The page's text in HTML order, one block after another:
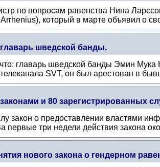
по вопросам равенства Нина
который в марте объявил о
шведской банды.
главарь шведской банды Эмин Мука
SVT, он был арестован в
и 80 зарегистрированных
закон о предоставлении властями
первые три недели действия закона
нового закона о гендерном